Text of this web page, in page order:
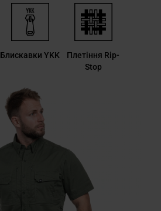
Блискавки YKK
Плетіння Rip-
Stop